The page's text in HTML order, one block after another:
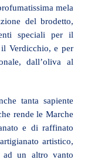
mela
del brodetto,
speciali per il
Verdicchio, e per
dall’oliva al
tanta sapiente
rende le Marche
e di raffinato
artistico,
ad un altro vanto